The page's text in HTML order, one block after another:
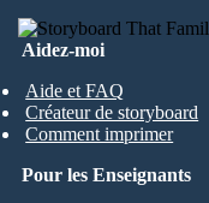
Aidez-moi
Aide et FAQ
Créateur de storyboard
Comment imprimer
Pour les Enseignants